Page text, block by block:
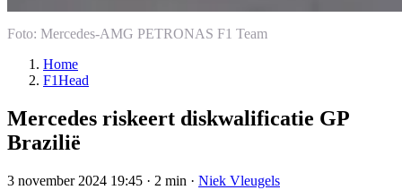
Foto: Mercedes-AMG PETRONAS F1 Team
Home
F1Head
Mercedes riskeert diskwalificatie GP
Brazilië
3 november 2024 19:45 · 2 min · Niek Vleugels